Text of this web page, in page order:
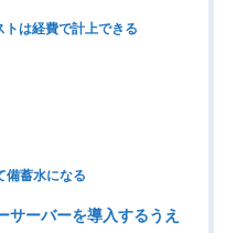
トは経費で計上できる
備蓄水になる
サーバーを導入するうえ